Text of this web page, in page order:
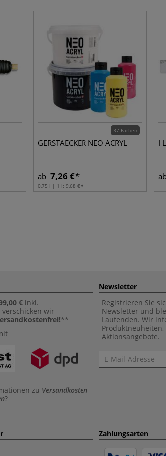
37 Farben
GERSTAECKER NEO ACRYL
ab 7,26 €
0,75 l | 1 l: 9,68 €
I
ab
€ inkl.
wir
**
zu Versandkosten
?
Newsletter
Registrieren Sie
Newsletter und
Laufenden. Wir
Aktionsangebote.
Newsletter
Zahlungsarten